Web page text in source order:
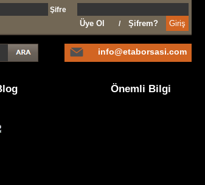
Şifre
Üye Ol / Şifrem?
info@etaborsasi.com
Önemli Bilgi